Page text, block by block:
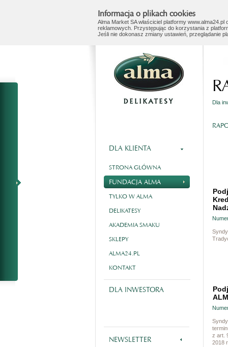
Informacja o plikach cookies
Alma Market SA właściciel platformy
reklamowych. Przystępując do korzystania z
Jeśli nie dokonasz zmiany ustawień, przeglądanie
DLA KLIENTA
STRONA GŁÓWNA
FUNDACJA ALMA
TYLKO W ALMA
DELIKATESY
AKADEMIA SMAKU
SKLEPY
ALMA24.PL
KONTAKT
DLA INWESTORA
NEWSLETTER
Dla
z art.
2018